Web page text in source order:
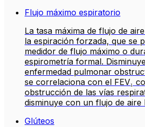
Flujo máximo espiratorio
La tasa máxima de flujo de
la espiración forzada, que se
medidor de flujo máximo o
espirometría formal.
enfermedad pulmonar
se correlaciona con el FEV₁
obstrucción de las vías
disminuye con un flujo de aire
Glúteos